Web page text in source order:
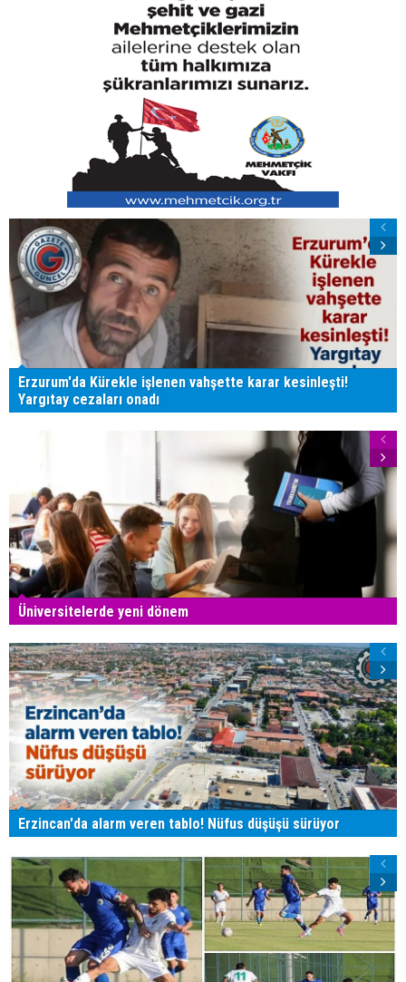
Erzurum'da Kürekle işlenen vahşette karar kesinleşti!
Yargıtay cezaları onadı
Üniversitelerde yeni dönem
Erzincan'da alarm veren tablo! Nüfus düşüşü sürüyor